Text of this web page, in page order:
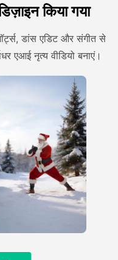
किया गया
डांस एडिट और संगीत से
एआई नृत्य वीडियो बनाएं।